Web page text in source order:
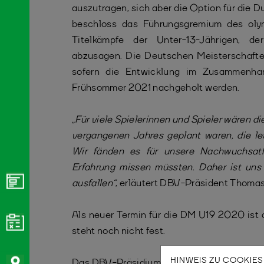
auszutragen, sich aber die Option für die
beschloss das Führungsgremium des
Titelkämpfe der Unter-13-Jährigen,
abzusagen. Die Deutschen
sofern die Entwicklung im
Frühsommer 2021 nachgeholt werden.
„Für viele Spielerinnen und Spieler wären
vergangenen Jahres geplant waren, die
Wir fänden es für unsere
Erfahrung missen müssten. Daher ist
ausfallen“, erläutert DBV-Präsident
Als neuer Termin für die DM U19 2020 ist
steht noch nicht fest.
HINWEIS ZU COOKIES